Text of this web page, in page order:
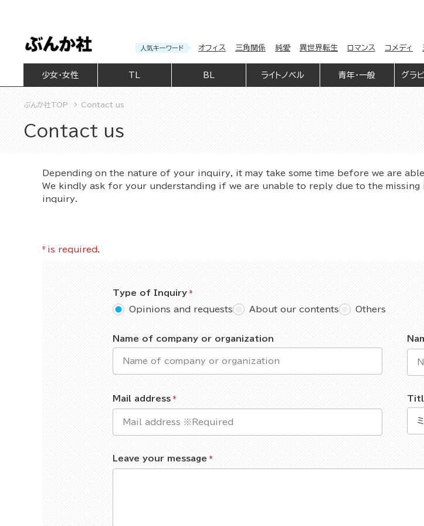
人気キーワード オフィス 三角関係 純愛 異世界転生 ロマンス コメディ
少女・女性 BL ライトノベル 青年・一般 グラ
ぶんか社TOP Contact us
Contact us
Depending on the nature of your inquiry, it may take some time before we are
We kindly ask for your understanding if we are unable to reply due to the
inquiry.
* is required.
Type of Inquiry
Opinions and requests
About our contents Others
Name of company or organization
Mail address
Leave your message